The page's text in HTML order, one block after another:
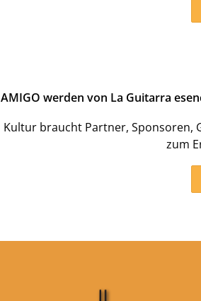
AMIGO werden von La Guitarra
Kultur braucht Partner, Sponsoren,
zum